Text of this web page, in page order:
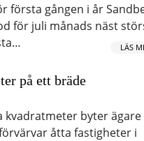
första gången i år
för juli månads näst
LÄS
på ett bräde
kvadratmeter byter
åtta fastigheter i